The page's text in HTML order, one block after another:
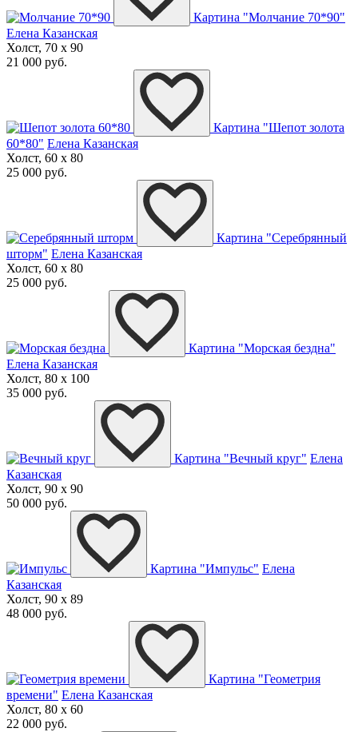
Картина "Молчание 70*90"
Елена Казанская
Холст, 70 x 90
21 000 руб.
Картина "Шепот золота
60*80" Елена Казанская
Холст, 60 x 80
25 000 руб.
Картина "Серебрянный
шторм" Елена Казанская
Холст, 60 x 80
25 000 руб.
Картина "Морская бездна"
Елена Казанская
Холст, 80 x 100
35 000 руб.
Картина "Вечный круг" Елена
Казанская
Холст, 90 x 90
50 000 руб.
Картина "Импульс" Елена
Казанская
Холст, 90 x 89
48 000 руб.
Картина "Геометрия
времени" Елена Казанская
Холст, 80 x 60
22 000 руб.